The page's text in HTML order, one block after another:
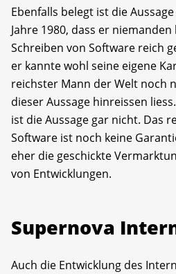
Ebenfalls belegt ist die
Jahre 1980, dass er
Schreiben von Software reich
er kannte wohl seine eigene
reichster Mann der Welt noch
dieser Aussage hinreissen
ist die Aussage gar nicht. Das
Software ist noch keine
eher die geschickte
von Entwicklungen.
Supernova
Auch die Entwicklung des